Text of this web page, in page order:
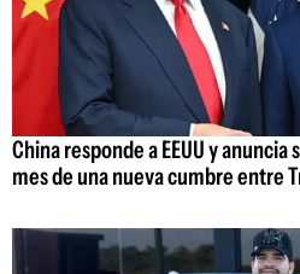
China responde a EEUU y
mes de una nueva cumbre entre